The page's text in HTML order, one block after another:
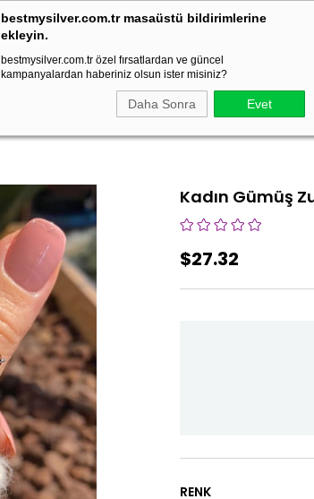
bestmysilver.com.tr masaüstü bildirimlerine
ekleyin.
bestmysilver.com.tr özel fırsatlardan ve güncel
kampanyalardan haberiniz olsun ister misiniz?
Daha Sonra Evet
3000₺ VE
Kadın Gümüş
$27.32
RENK